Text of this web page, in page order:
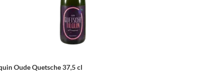
Oude Quetsche 37,5 cl